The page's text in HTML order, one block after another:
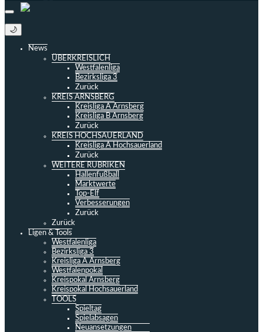
🌙
News
ÜBERKREISLICH
Westfalenliga
Bezirksliga 3
Zurück
KREIS ARNSBERG
Kreisliga A Arnsberg
Kreisliga B Arnsberg
Zurück
KREIS HOCHSAUERLAND
Kreisliga A Hochsauerland
Zurück
WEITERE RUBRIKEN
Hallenfußball
Marktwerte
Top-Elf
Verbesserungen
Zurück
Zurück
Ligen & Tools
Westfalenliga
Bezirksliga 3
Kreisliga A Arnsberg
Westfalenpokal
Kreispokal Arnsberg
Kreispokal Hochsauerland
TOOLS
Spieltag
Spielabsagen
Neuansetzungen